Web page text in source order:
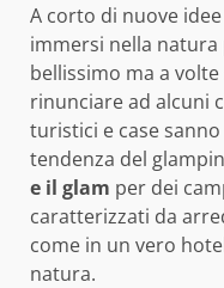
A corto di nuove
immersi nella natura
bellissimo ma a
rinunciare ad alcuni
turistici e case
tendenza del
e il glam per dei
caratterizzati da
come in un vero
natura.